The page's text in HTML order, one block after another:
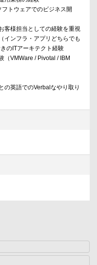
フトウェアでのビジネス開
客様担当としての経験を重視
インフラ・アプリどちらでも
のITアーキテクト経験
VMWare / Pivotal / IBM
の英語でのVerbalなやり取り